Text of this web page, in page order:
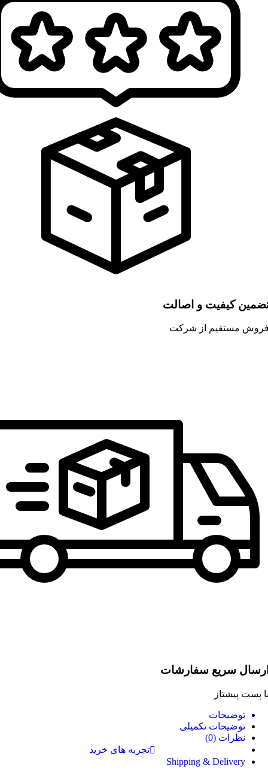
کیفیت و اصالت
مستقیم از شرکت
سریع سفارشات
پست پیشتاز
توضیحات
توضیحات تکمیلی
نظرات (0)
تجربه های خرید
Shipping & Delivery